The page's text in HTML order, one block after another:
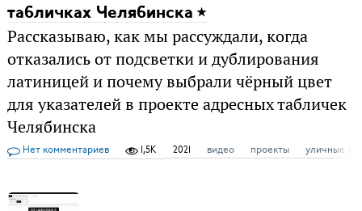
табличках Челябинска
Рассказываю, как мы рассуждали, когда
отказались от подсветки и дублирования
латиницей и почему выбрали чёрный цвет
для указателей в проекте адресных табличек
Челябинска
Нет комментариев 1,5K 2021 видео проекты уличные